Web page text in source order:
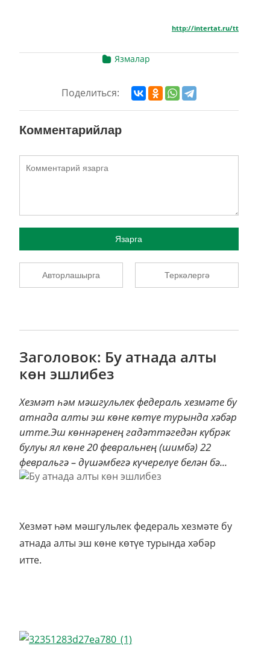
http://intertat.ru/tt
Язмалар
Поделиться:
Комментарийлар
Язарга
Авторлашырга Теркәлергә
Заголовок: Бу атнада алты
көн эшлибез
Хезмәт һәм мәшгульлек федераль хезмәте бу
атнада алты эш көне көтүе турында хәбәр
итте.Эш көннәренең гадәттәгедән күбрәк
булуы ял көне 20 февральнең (шимбә) 22
февральгә – дүшәмбегә күчерелүе белән бә...
Хезмәт һәм мәшгульлек федераль хезмәте бу
атнада алты эш көне көтүе турында хәбәр
итте.